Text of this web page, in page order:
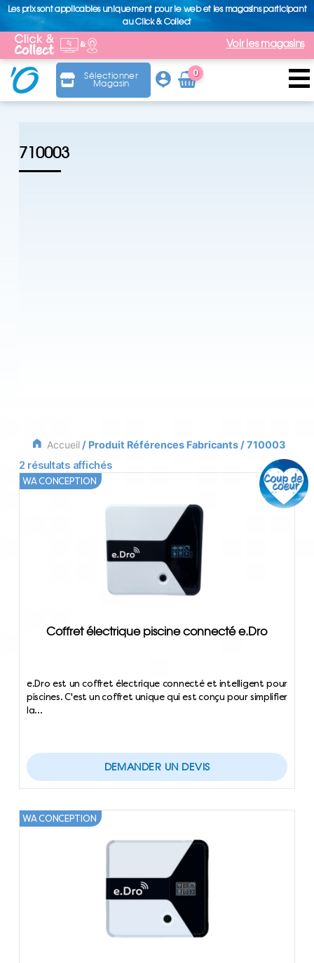
Les prix sont applicables uniquement pour le web et les magasins participant
au Click & Collect
Voir les magasins
Sélectionner
Magasin
0
Arti
cle
710003
Accueil/ Produit Références Fabricants / 710003
2 résultats affichés
Coffret électrique piscine connecté e.Dro
WA CONCEPTION
e.Dro est un coffret électrique connecté et intelligent pour
piscines. C'est un coffret unique qui est conçu pour simplifier
la…
DEMANDER UN DEVIS
WA CONCEPTION